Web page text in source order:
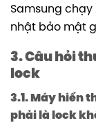
Samsung
nhật bảo mật
3. Câu hỏi
lock
3.1. Máy hiển
phải là lock